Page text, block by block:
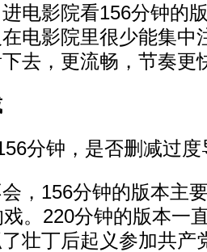
电影院看156分钟的
电影院里很少能集中
去，更流畅，节奏更
分钟，是否删减过度
156分钟的版本主
。220分钟的版本一
壮丁后起义参加共产